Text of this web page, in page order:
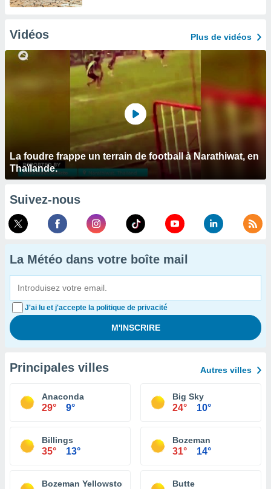
Vidéos Plus de vidéos
La foudre frappe un terrain de football à Narathiwat, en
Thaïlande.
Suivez-nous
La Météo dans votre boîte mail
J'ai lu et j'accepte la politique de privacité
Principales villes Autres villes
Anaconda
29° 9°
Big Sky
24° 10°
Billings
35° 13°
Bozeman
31° 14°
Bozeman Yellowstone International Airport
Butte